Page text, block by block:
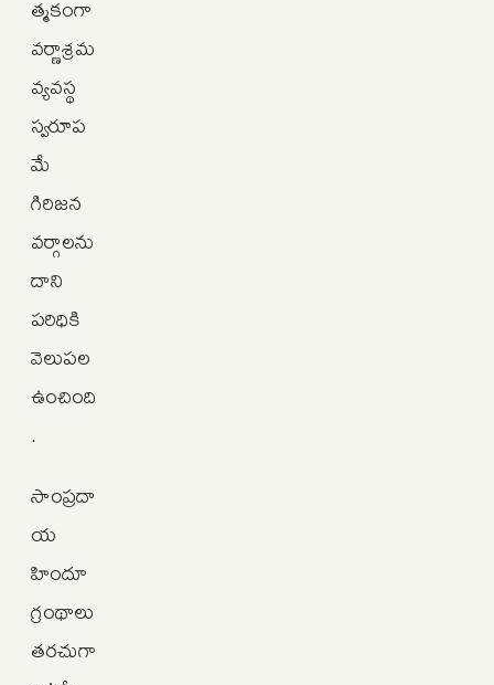
త్మకంగా
వర్ణాశ్రమ
వ్యవస్థ
స్వరూప
మే
గిరిజన
వర్గాలను
దాని
పరిధికి
వెలుపల
ఉంచింది
.
సాంప్రదా
య
హిందూ
గ్రంథాలు
తరచుగా